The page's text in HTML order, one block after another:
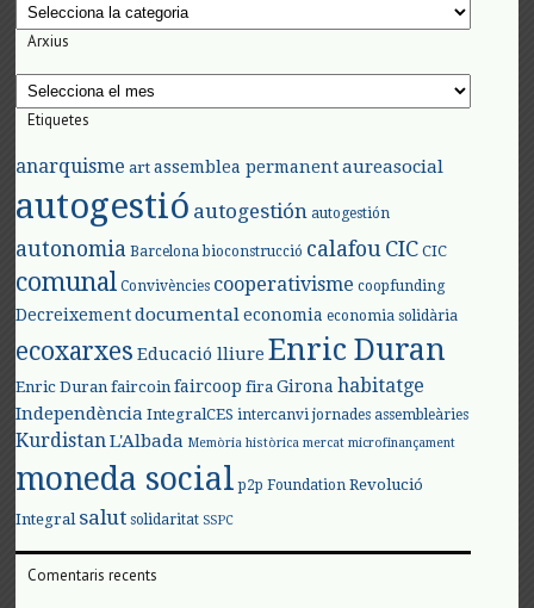
Categories
Arxius
Arxius
Etiquetes
anarquisme art assemblea permanent aureasocial
autogestió autogestión autogestión
autonomia Barcelona bioconstrucció calafouCIC CIC
comunal Convivències cooperativisme coopfunding
Decreixement documental economia economia solidària
ecoxarxes Educació lliure Enric Duran
Enric Duran faircoin faircoop fira Girona habitatge
Independència IntegralCES intercanvi jornades assembleàries
KurdistanL'Albada Memòria històrica mercat microfinançament
moneda social p2p Foundation Revolució
Integral salut solidaritat SSPC
Comentaris recents